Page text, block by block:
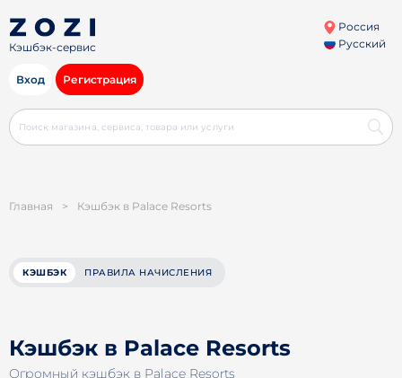
Кэшбэк-сервис
Россия
Русский
Вход Регистрация
Главная > Кэшбэк в Palace Resorts
КЭШБЭК ПРАВИЛА НАЧИСЛЕНИЯ
Кэшбэк в Palace Resorts
Огромный кэшбэк в Palace Resorts